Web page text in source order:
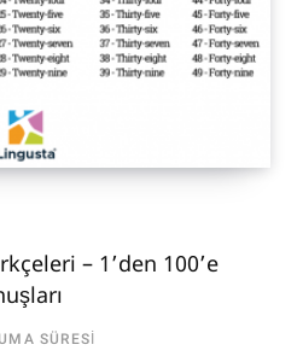
– 1’den 100’e
SÜRESI